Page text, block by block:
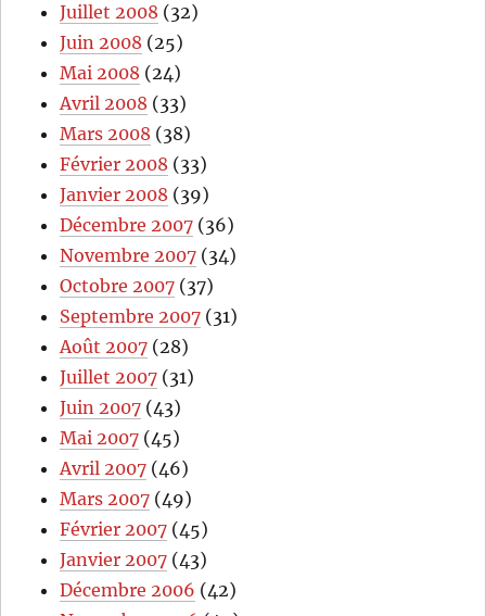
Juillet 2008 (32)
Juin 2008 (25)
Mai 2008 (24)
Avril 2008 (33)
Mars 2008 (38)
Février 2008 (33)
Janvier 2008 (39)
Décembre 2007 (36)
Novembre 2007 (34)
Octobre 2007 (37)
Septembre 2007 (31)
Août 2007 (28)
Juillet 2007 (31)
Juin 2007 (43)
Mai 2007 (45)
Avril 2007 (46)
Mars 2007 (49)
Février 2007 (45)
Janvier 2007 (43)
Décembre 2006 (42)